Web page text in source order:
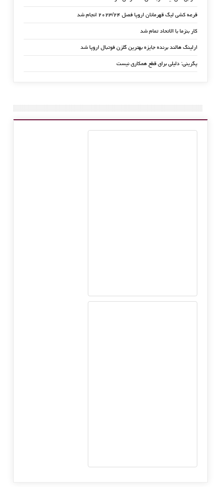
قرعه کشی لیگ قهرمانان اروپا فصل ۲۰۲۳/۲۴ انجام شد
کار بنزما با الاتحاد تمام شد
ارلینگ هالند برنده جایزه بهترین گلزن فوتبال اروپا شد
پگرینی: دلیلی برای قطع همکاری نیست